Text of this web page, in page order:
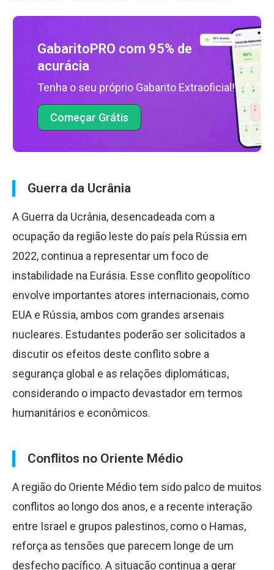
GabaritoPRO com 95% de
acurácia
Tenha o seu próprio Gabarito Extraoficial!
Começar Grátis
Guerra da Ucrânia
A Guerra da Ucrânia, desencadeada com a
ocupação da região leste do país pela Rússia em
2022, continua a representar um foco de
instabilidade na Eurásia. Esse conflito geopolítico
envolve importantes atores internacionais, como
EUA e Rússia, ambos com grandes arsenais
nucleares. Estudantes poderão ser solicitados a
discutir os efeitos deste conflito sobre a
segurança global e as relações diplomáticas,
considerando o impacto devastador em termos
humanitários e econômicos.
Conflitos no Oriente Médio
A região do Oriente Médio tem sido palco de muitos
conflitos ao longo dos anos, e a recente interação
entre Israel e grupos palestinos, como o Hamas,
reforça as tensões que parecem longe de um
desfecho pacífico. A situação continua a gerar